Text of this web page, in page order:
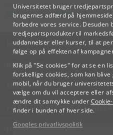
Universitetet bruger
brugernes adfærd på
forbedre vores service. Desuden
tredjepartsprodukter til
uddannelser eller kurser, til at
følge op på effekten af
Klik på "Se cookies" for at se en
forskellige cookies, som kan
mobil, når du bruger
vælge om du vil acceptere eller
ændre dit samtykke under
finder i bunden af hver side.
Googles privatlivspolitik
Videreuddannelse og Livslang
lifelonglearning@adm.ku.dk
KØBENHAVNS UNIVERSITET
KONTAKT
SERVICES
FOR STUDERENDE OG
JOB OG KARRIERE